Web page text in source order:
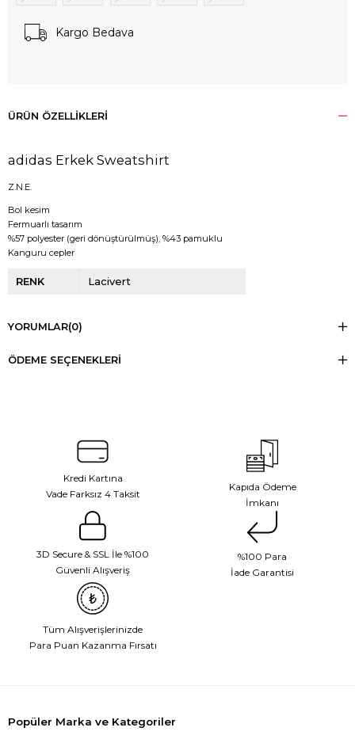
Kargo Bedava
ÜRÜN ÖZELLIKLERI
adidas Erkek Sweatshirt
Z.N.E.
Bol kesim
Fermuarlı tasarım
%57 polyester (geri dönüştürülmüş), %43 pamuklu
Kanguru cepler
RENK Lacivert
YORUMLAR(0)
ÖDEME SEÇENEKLERI
Kredi Kartına
Vade Farksız 4 Taksit
Kapıda Ödeme
İmkanı
3D Secure & SSL İle %100
Güvenli Alışveriş
%100 Para
İade Garantisi
Tüm Alışverişlerinizde
Para Puan Kazanma Fırsatı
Popüler Marka ve Kategoriler